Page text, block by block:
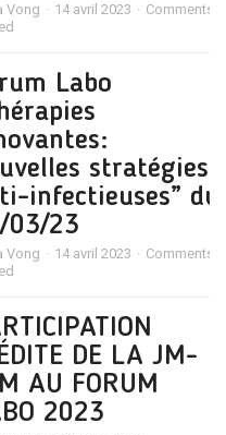
Vong 14 avril 2023
Comments
Labo
stratégies
infectieuses” du
03/23
Vong 14 avril 2023
Comments
DE LA JM-
AU FORUM
2023